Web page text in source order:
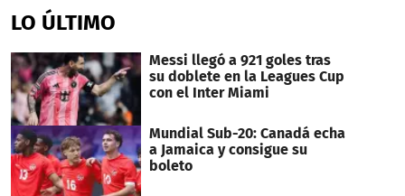
of
51
LO ÚLTIMO
Messi llegó a 921 goles tras
su doblete en la Leagues Cup
con el Inter Miami
Mundial Sub-20: Canadá echa
a Jamaica y consigue su
boleto